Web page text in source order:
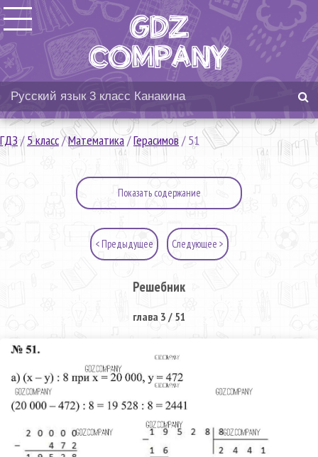
ГДЗ/5 класс/Математика/Герасимов/51
Показать содержание
< Предыдущее Следующее >
Решебник
глава 3 / 51